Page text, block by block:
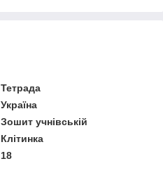
Тетрада
Україна
Зошит учнівській
Клітинка
18